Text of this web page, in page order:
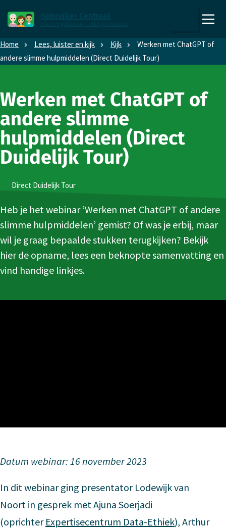
naar
de
homepage
Home Lees, luister en kijk Kijk
Werken met ChatGPT of
andere slimme hulpmiddelen (Direct Duidelijk Tour)
Werken met ChatGPT of
andere slimme
hulpmiddelen (Direct
Duidelijk Tour)
TypeDirect Duidelijk Tour
Heb je het webinar ‘Werken met ChatGPT of andere
slimme hulpmiddelen’ gemist? Of was je erbij, maar
wil je graag bepaalde stukken terugkijken? Bekijk
hier de opname, lees een beknopte samenvatting en
vind handige linkjes.
Datum webinar: 16 november 2023
In dit webinar ging presentator Lodewijk van
Noort in gesprek met Ajuna Soerjadi
(oprichter Expertisecentrum Data-Ethiek), Arthur